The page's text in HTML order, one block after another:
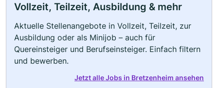
Vollzeit, Teilzeit, Ausbildung & mehr
Aktuelle Stellenangebote in Vollzeit, Teilzeit, zur
Ausbildung oder als Minijob – auch für
Quereinsteiger und Berufseinsteiger. Einfach filtern
und bewerben.
Jetzt alle Jobs in Bretzenheim ansehen